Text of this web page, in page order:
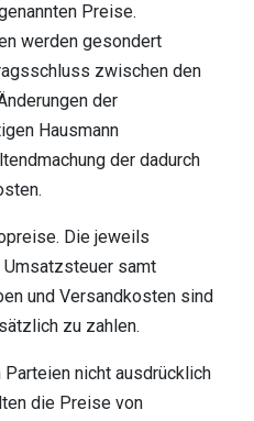
Preise.
werden gesondert
zwischen den
der
Hausmann
der dadurch
Die jeweils
samt
und Versandkosten sind
zu zahlen.
nicht ausdrücklich
die Preise von